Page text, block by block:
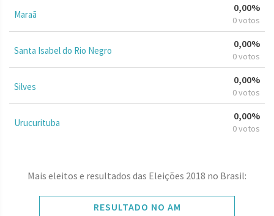
Maraã
0,00%
0 votos
Santa Isabel do Rio Negro
0,00%
0 votos
Silves
0,00%
0 votos
Urucurituba
0,00%
0 votos
Mais eleitos e resultados das Eleições 2018 no Brasil:
RESULTADO NO AM